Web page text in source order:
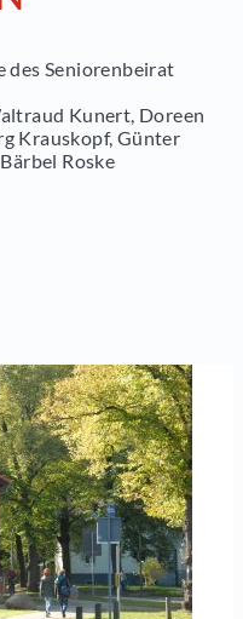
des Seniorenbeirat
Kunert, Doreen
Krauskopf, Günter
Roske